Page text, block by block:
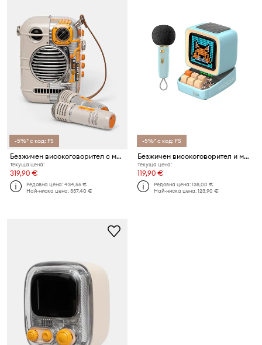
-5%* с код: FS
Безжичен високоговорител с микрофони Divoom SparkPro
Текуща цена:
319,90 €
Редовна цена:434,55 €
Най-ниска цена:337,40 €
-5%* с код: FS
Безжичен високоговорител и микрофон Divoom Ditoo-5M
Текуща цена:
119,90 €
Редовна цена:138,00 €
Най-ниска цена:123,90 €